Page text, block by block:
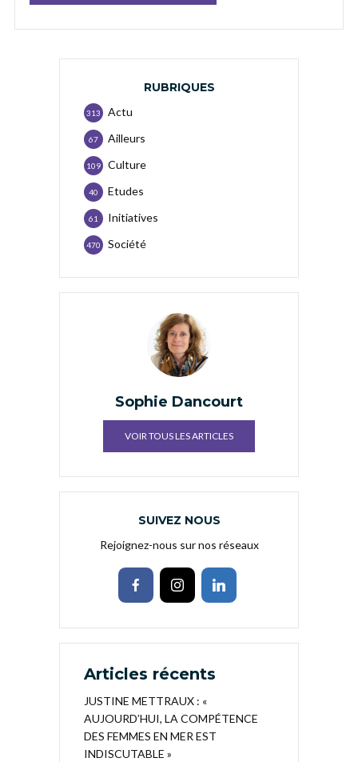
RUBRIQUES
Actu
313
Ailleurs
67
Culture
109
Etudes
40
Initiatives
61
Société
470
Sophie Dancourt
VOIR TOUS LES ARTICLES
SUIVEZ NOUS
Rejoignez-nous sur nos réseaux
Articles récents
JUSTINE METTRAUX : «
AUJOURD’HUI, LA COMPÉTENCE
DES FEMMES EN MER EST
INDISCUTABLE »